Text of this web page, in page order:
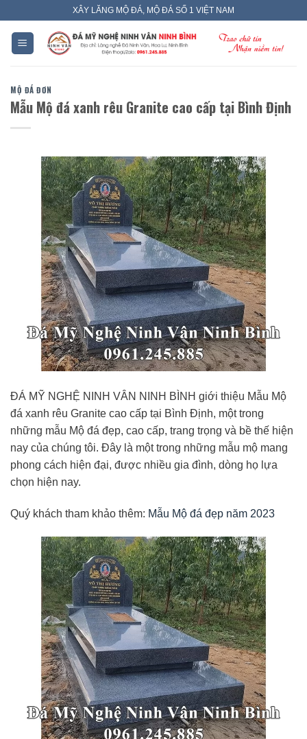
content
XÂY LĂNG MỘ ĐÁ, MỘ ĐÁ SỐ 1 VIỆT NAM
MỘ ĐÁ ĐƠN
Mẫu Mộ đá xanh rêu Granite cao cấp tại Bình Định
ĐÁ MỸ NGHỆ NINH VÂN NINH BÌNH giới thiệu Mẫu Mộ
đá xanh rêu Granite cao cấp tại Bình Định, một trong
những mẫu Mộ đá đẹp, cao cấp, trang trọng và bề thế hiện
nay của chúng tôi. Đây là một trong những mẫu mộ mang
phong cách hiện đại, được nhiều gia đình, dòng họ lựa
chọn hiện nay.
Quý khách tham khảo thêm: Mẫu Mộ đá đẹp năm 2023